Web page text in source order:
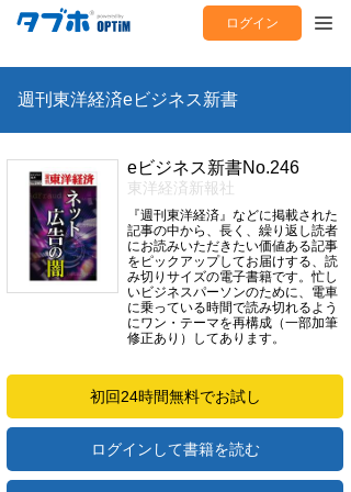
ログイン
週刊東洋経済eビジネス新書
eビジネス新書No.246
東洋経済新報社
『週刊東洋経済』などに掲載された
記事の中から、長く、繰り返し読者
にお読みいただきたい価値ある記事
をピックアップしてお届けする、読
み切りサイズの電子書籍です。忙し
いビジネスパーソンのために、電車
に乗っている時間で読み切れるよう
にワン・テーマを再構成（一部加筆
修正あり）してあります。
初回24時間無料でお試し
ログインして書籍を読む